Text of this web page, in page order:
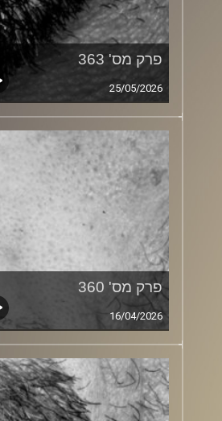
פרק מס' 363
25/05/2026
פרק מס' 360
16/04/2026